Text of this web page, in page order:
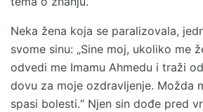
Neka žena koja se paralizovala,
svome sinu: „Sine moj, ukoliko me
odvedi me Imamu Ahmedu i traži
dovu za moje ozdravljenje. Možda
spasi bolesti.“ Njen sin dođe pred